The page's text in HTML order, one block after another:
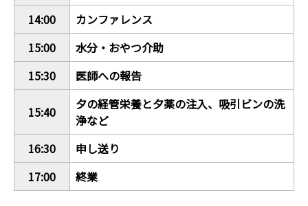
14:00
カンファレンス
15:00
水分・おやつ介助
15:30
医師への報告
15:40
夕の経管栄養と夕薬の注入、吸引ビンの洗
浄など
16:30
申し送り
17:00
終業